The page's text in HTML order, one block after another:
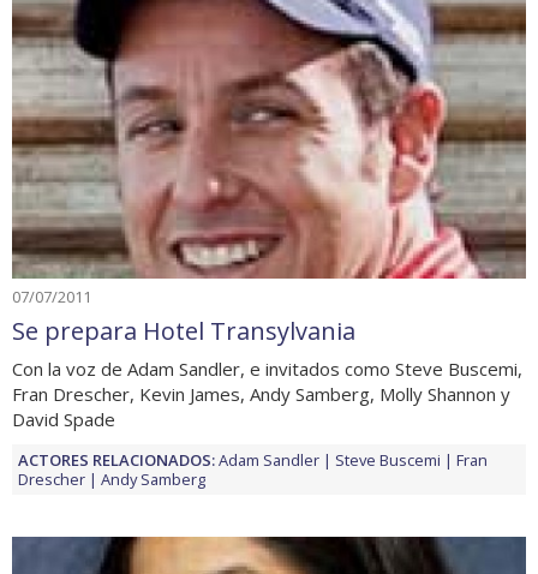
07/07/2011
Se prepara Hotel Transylvania
Con la voz de Adam Sandler, e invitados como Steve Buscemi,
Fran Drescher, Kevin James, Andy Samberg, Molly Shannon y
David Spade
ACTORES RELACIONADOS:Adam Sandler Steve Buscemi
Fran
Drescher
Andy Samberg